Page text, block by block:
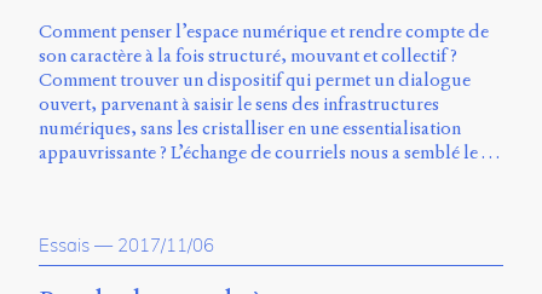
Adams.
Ce
site
été
Blanc,
Maxime
Comment penser l’espace numérique et rendre compte de
son caractère à la fois structuré, mouvant et collectif ?
Comment trouver un dispositif qui permet un dialogue
ouvert, parvenant à saisir le sens des infrastructures
numériques, sans les cristalliser en une essentialisation
appauvrissante ? L’échange de courriels nous a semblé le …
Essais — 2017/11/06